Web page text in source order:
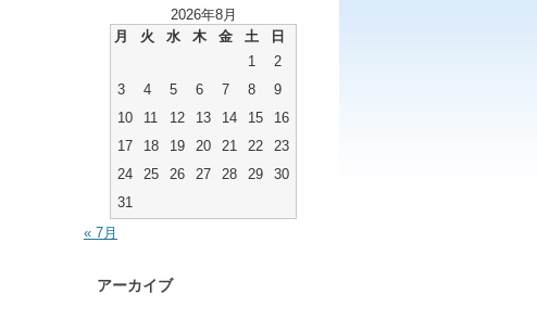
2026年8月
月
火 水 木 金 土
日
1
2
3
4 5 6 7 8
9
10
11 12 13 14 15
16
17
18 19 20 21 22
23
24
25 26 27 28 29
30
31
« 7月
アーカイブ